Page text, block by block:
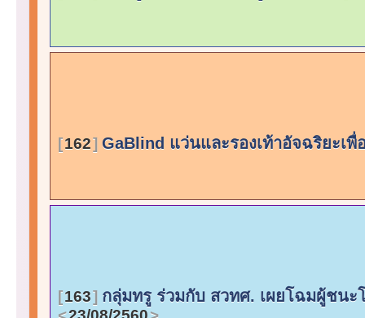
162 GaBlind แว่นและรองเท้าอัจฉริยะเ
163 กลุ่มทรู ร่วมกับ สวทศ. เผยโฉมผู้ชน